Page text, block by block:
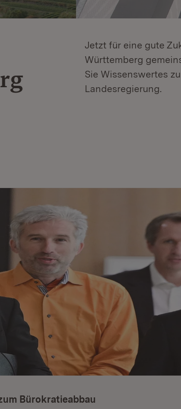
Jetzt für eine gute
Württemberg
Sie Wissenswertes
Landesregierung.
Bürokratieabbau